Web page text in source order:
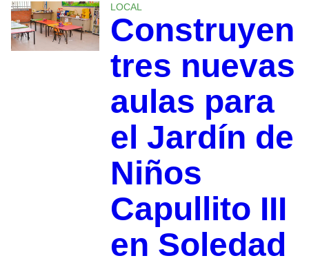
LOCAL
Construyen
tres nuevas
aulas para
el Jardín de
Niños
Capullito III
en Soledad